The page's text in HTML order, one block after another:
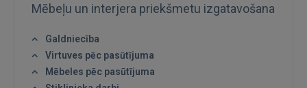
Mēbeļu un interjera priekšmetu izgatavošana
Galdniecība
Virtuves pēc pasūtījuma
Mēbeles pēc pasūtījuma